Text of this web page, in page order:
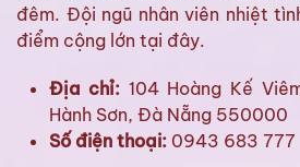
đêm. Đội ngũ nhân viên nhiệt
điểm cộng lớn tại đây.
Địa chỉ:104 Hoàng Kế
Hành Sơn, Đà Nẵng 550000
Số điện thoại: 0943 683 777